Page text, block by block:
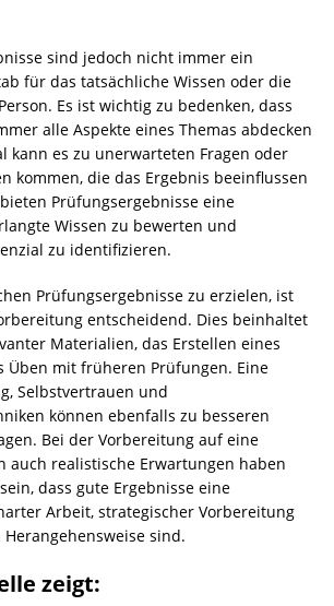
sind jedoch nicht immer ein
für das tatsächliche Wissen oder die
Es ist wichtig zu bedenken, dass
alle Aspekte eines Themas abdecken
kann es zu unerwarteten Fragen oder
kommen, die das Ergebnis beeinflussen
Prüfungsergebnisse eine
Wissen zu bewerten und
zu identifizieren.
Prüfungsergebnisse zu erzielen, ist
entscheidend. Dies beinhaltet
Materialien, das Erstellen eines
Üben mit früheren Prüfungen. Eine
Selbstvertrauen und
können ebenfalls zu besseren
Bei der Vorbereitung auf eine
auch realistische Erwartungen haben
dass gute Ergebnisse eine
Arbeit, strategischer Vorbereitung
sind.
zeigt: